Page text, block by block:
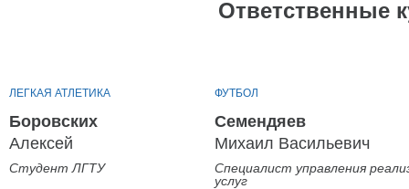
Ответственные
ЛЕГКАЯ АТЛЕТИКА
Боровских
Алексей
Студент ЛГТУ
ФУТБОЛ
Семендяев
Михаил Васильевич
Специалист управления
услуг